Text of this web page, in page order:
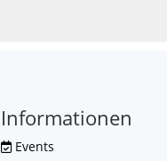
Informationen
Events